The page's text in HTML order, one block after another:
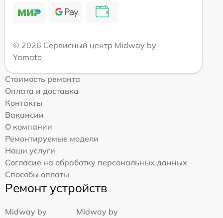
© 2026 Сервисный центр Midway by
Yamato
Стоимость ремонта
Оплата и доставка
Контакты
Вакансии
О компании
Ремонтируемые модели
Наши услуги
Согласие на обработку персональных данных
Способы оплаты
Ремонт устройств
Midway by
Midway by